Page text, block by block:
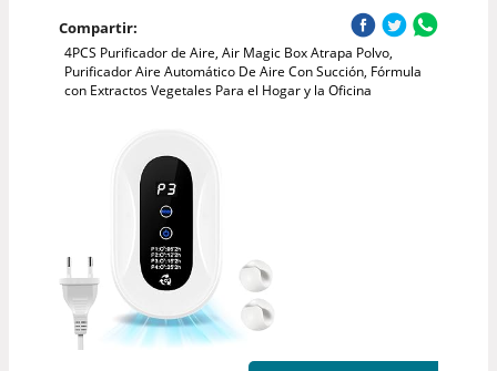
Compartir:
4PCS Purificador de Aire, Air Magic Box Atrapa Polvo,
Purificador Aire Automático De Aire Con Succión, Fórmula
con Extractos Vegetales Para el Hogar y la Oficina